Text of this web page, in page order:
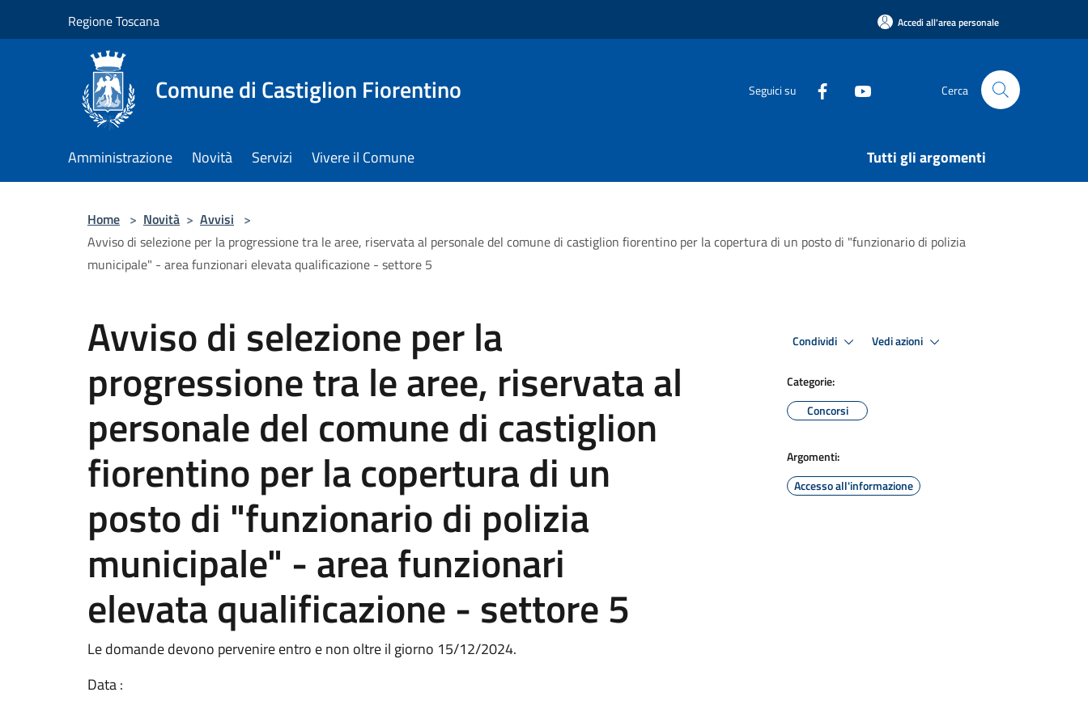
Regione Toscana Accedi all'area personale
Comune di Castiglion Fiorentino Seguici su Cerca
Amministrazione Novità Servizi Vivere il Comune Tutti gli argomenti
Home > Novità > Avvisi >
Avviso di selezione per la progressione tra le aree, riservata al personale del comune di castiglion fiorentino per la copertura di un posto di "funzionario di polizia
municipale" - area funzionari elevata qualificazione - settore 5
Avviso di selezione per la
progressione tra le aree, riservata al
personale del comune di castiglion
fiorentino per la copertura di un
posto di "funzionario di polizia
municipale" - area funzionari
elevata qualificazione - settore 5
Le domande devono pervenire entro e non oltre il giorno 15/12/2024.
Data :
Condividi Vedi azioni
Categorie:
Concorsi
Argomenti:
Accesso all'informazione